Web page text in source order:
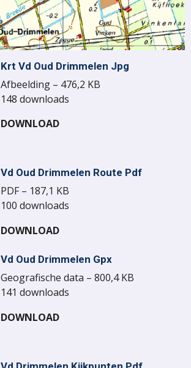
Krt Vd Oud Drimmelen Jpg
Afbeelding – 476,2 KB
148 downloads
DOWNLOAD
Vd Oud Drimmelen Route Pdf
PDF – 187,1 KB
100 downloads
DOWNLOAD
Vd Oud Drimmelen Gpx
Geografische data – 800,4 KB
141 downloads
DOWNLOAD